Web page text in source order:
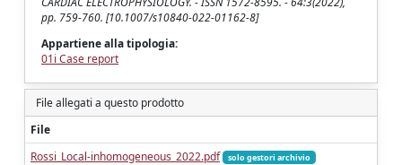
pp. 759-760. [10.1007/s10840-022-01162-8]
Appartiene alla tipologia:
01i Case report
File allegati a questo prodotto
File
Rossi_Local-inhomogeneous_2022.pdf
solo gestori archivio